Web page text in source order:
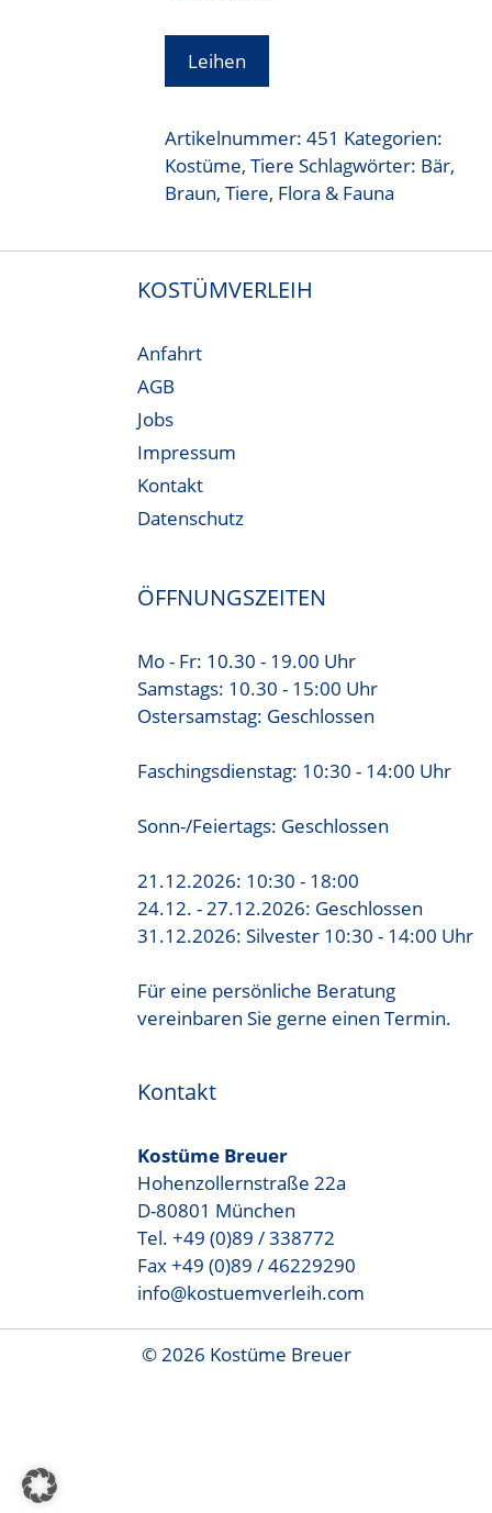
Leihen
Artikelnummer:451 Kategorien:
Kostüme,Tiere Schlagwörter: Bär,
Braun,Tiere, Flora & Fauna
KOSTÜMVERLEIH
Anfahrt
AGB
Jobs
Impressum
Kontakt
Datenschutz
ÖFFNUNGSZEITEN
Mo - Fr: 10.30 - 19.00 Uhr
Samstags: 10.30 - 15:00 Uhr
Ostersamstag: Geschlossen
Faschingsdienstag: 10:30 - 14:00 Uhr
Sonn-/Feiertags: Geschlossen
21.12.2026: 10:30 - 18:00
24.12. - 27.12.2026: Geschlossen
31.12.2026: Silvester 10:30 - 14:00 Uhr
Für eine persönliche Beratung
vereinbaren Sie gerne einen Termin.
Kontakt
Kostüme Breuer
Hohenzollernstraße 22a
D-80801 München
Tel. +49 (0)89 / 338772
Fax +49 (0)89 / 46229290
info@kostuemverleih.com
© 2026 Kostüme Breuer